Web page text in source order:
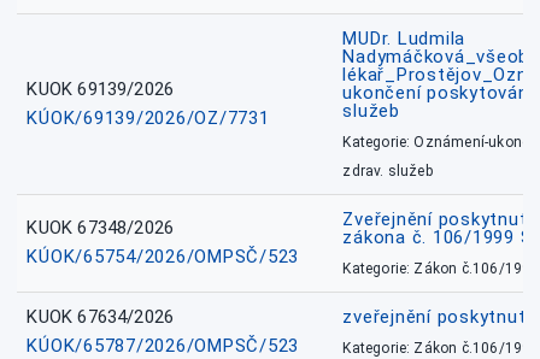
KUOK 69139/2026
KÚOK/69139/2026/OZ/7731
MUDr. Ludmila
ukončení
služeb
Kategorie: Oznámení-
zdrav. služeb
KUOK 67348/2026
KÚOK/65754/2026/OMPSČ/523
Zveřejnění
zákona č. 106/1999
Kategorie: Zákon č.106/1999
KUOK 67634/2026
KÚOK/65787/2026/OMPSČ/523
zveřejnění
Kategorie: Zákon č.106/1999